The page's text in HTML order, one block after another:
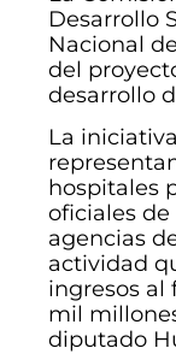
Desarrollo
Nacional
del
desarrollo
La
hospitales
oficiales de
agencias
actividad
ingresos al
mil
diputado